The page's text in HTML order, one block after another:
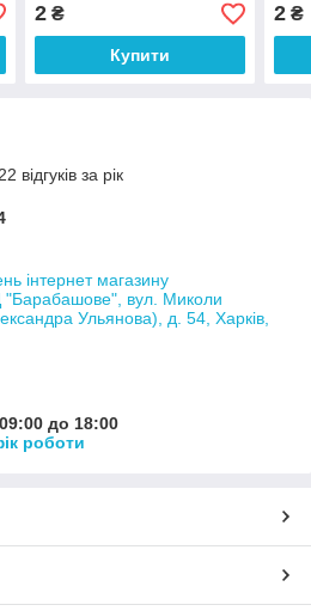
2₴
Купити
2 ₴
відгуків за рік
інтернет магазину
вул. Миколи
Ульянова), д. 54, Харків,
до 18:00
роботи